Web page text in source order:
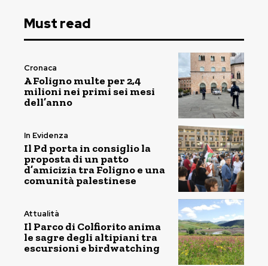
Must read
Cronaca
A Foligno multe per 2,4
milioni nei primi sei mesi
dell’anno
In Evidenza
Il Pd porta in consiglio la
proposta di un patto
d’amicizia tra Foligno e una
comunità palestinese
Attualità
Il Parco di Colfiorito anima
le sagre degli altipiani tra
escursioni e birdwatching